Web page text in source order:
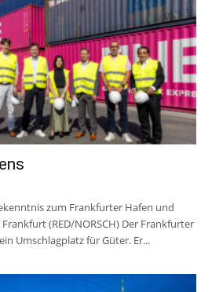
zum Frankfurter Hafen und
(RED/NORSCH) Der Frankfurter
Umschlagplatz für Güter. Er...